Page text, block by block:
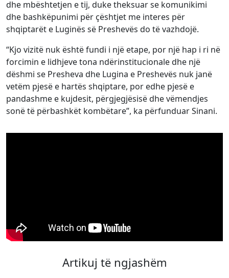
dhe mbështetjen e tij, duke theksuar se komunikimi
dhe bashkëpunimi për çështjet me interes për
shqiptarët e Luginës së Preshevës do të vazhdojë.
“Kjo vizitë nuk është fundi i një etape, por një hap i ri në
forcimin e lidhjeve tona ndërinstitucionale dhe një
dëshmi se Presheva dhe Lugina e Preshevës nuk janë
vetëm pjesë e hartës shqiptare, por edhe pjesë e
pandashme e kujdesit, përgjegjësisë dhe vëmendjes
sonë të përbashkët kombëtare”, ka përfunduar Sinani.
Artikuj të ngjashëm